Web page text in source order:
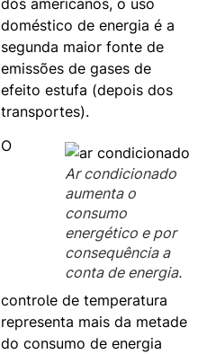
doméstico de energia é a
segunda maior fonte de
emissões de gases de
efeito estufa (depois dos
transportes).
Ar condicionado
aumenta o
consumo
energético e por
consequência a
conta de energia.
O
controle de temperatura
representa mais da metade
do consumo de energia